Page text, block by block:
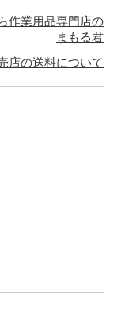
作業用品専門店の
まもる君
店の送料について